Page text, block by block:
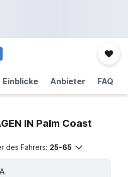
Einblicke Anbieter FAQ
IN Palm Coast
des Fahrers: 25-65